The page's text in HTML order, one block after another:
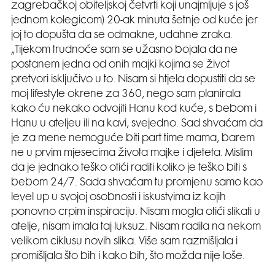
zagrebačkoj obiteljskoj četvrti koji unajmljuje s još
jednom kolegicom) 20-ak minuta šetnje od kuće jer
joj to dopušta da se odmakne, udahne zraka.
„Tijekom trudnoće sam se užasno bojala da ne
postanem jedna od onih majki kojima se život
pretvori isključivo u to. Nisam si htjela dopustiti da se
moj lifestyle okrene za 360, nego sam planirala
kako ću nekako odvojiti Hanu kod kuće, s bebom i
Hanu u ateljeu ili na kavi, svejedno. Sad shvaćam da
je za mene nemoguće biti part time mama, barem
ne u prvim mjesecima života majke i djeteta. Mislim
da je jednako teško otići raditi koliko je teško biti s
bebom 24/7. Sada shvaćam tu promjenu samo kao
level up u svojoj osobnosti i iskustvima iz kojih
ponovno crpim inspiraciju. Nisam mogla otići slikati u
atelje, nisam imala taj luksuz. Nisam radila na nekom
velikom ciklusu novih slika. Više sam razmišljala i
promišljala što bih i kako bih, što možda nije loše.